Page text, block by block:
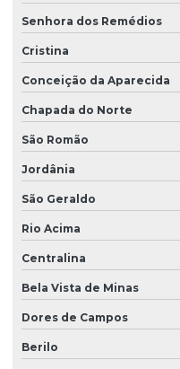
Senhora dos Remédios
Cristina
Conceição da Aparecida
Chapada do Norte
São Romão
Jordânia
São Geraldo
Rio Acima
Centralina
Bela Vista de Minas
Dores de Campos
Berilo